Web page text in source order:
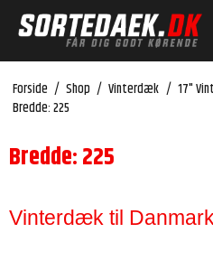
Forside / Shop / Vinterdæk / 17"
Bredde: 225
Bredde: 225
Vinterdæk til